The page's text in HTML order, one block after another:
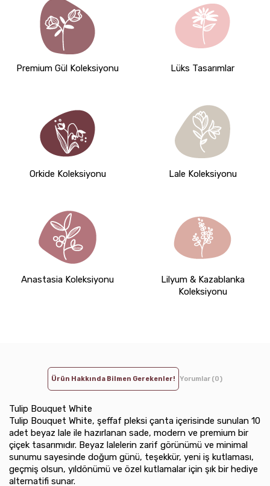
Premium Gül Koleksiyonu Lüks Tasarımlar
Orkide Koleksiyonu Lale Koleksiyonu
Anastasia Koleksiyonu
Lilyum & Kazablanka
Koleksiyonu
Ürün Hakkında Bilmen Gerekenler! Yorumlar (0)
Tulip Bouquet White
Tulip Bouquet White, şeffaf pleksi çanta içerisinde sunulan 10
adet beyaz lale ile hazırlanan sade, modern ve premium bir
çiçek tasarımıdır. Beyaz lalelerin zarif görünümü ve minimal
sunumu sayesinde doğum günü, teşekkür, yeni iş kutlaması,
geçmiş olsun, yıldönümü ve özel kutlamalar için şık bir hediye
alternatifi sunar.